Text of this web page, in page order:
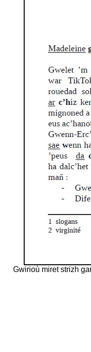
Gwirioù miret strizh